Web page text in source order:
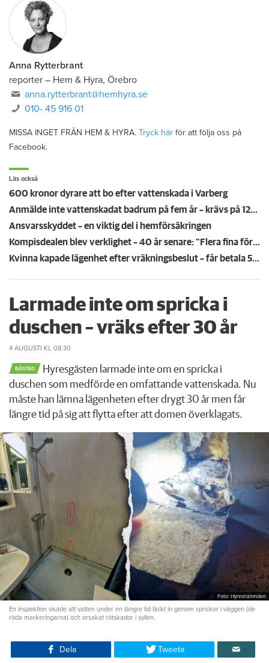
Anna Rytterbrant
reporter – Hem & Hyra, Örebro
anna.rytterbrant@hemhyra.se
010- 45 916 01
MISSA INGET FRÅN HEM & HYRA. Tryck här för att följa oss på
Facebook.
Läs också
600 kronor dyrare att bo efter vattenskada i Varberg
Anmälde inte vattenskadat badrum på fem år – krävs på 125 000 kronor
Ansvarsskyddet – en viktig del i hemförsäkringen
Kompisdealen blev verklighet – 40 år senare: "Flera fina fördelar med att dela bostad"
Kvinna kapade lägenhet efter vräkningsbeslut – får betala 50 000
Larmade inte om spricka i
duschen – vräks efter 30 år
4 AUGUSTI KL 08:30
BÅSTAD
Hyresgästen larmade inte om en spricka i
duschen som medförde en omfattande vattenskada. Nu
måste han lämna lägenheten efter drygt 30 år men får
längre tid på sig att flytta efter att domen överklagats.
Foto: Hyresnämnden
En inspektion visade att vatten under en längre tid läckt in genom sprickor i väggen (de
röda markeringarna) och orsakat rötskador i syllen.
Dela Tweeta